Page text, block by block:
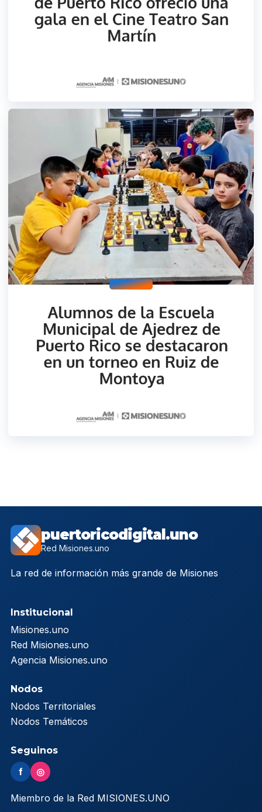
puertoricodigital.uno
Red Misiones.uno
La red de información más grande de Misiones
Institucional
Misiones.uno
Red Misiones.uno
Agencia Misiones.uno
Nodos
Nodos Territoriales
Nodos Temáticos
Seguinos
f ◎
Miembro de la Red MISIONES.UNO